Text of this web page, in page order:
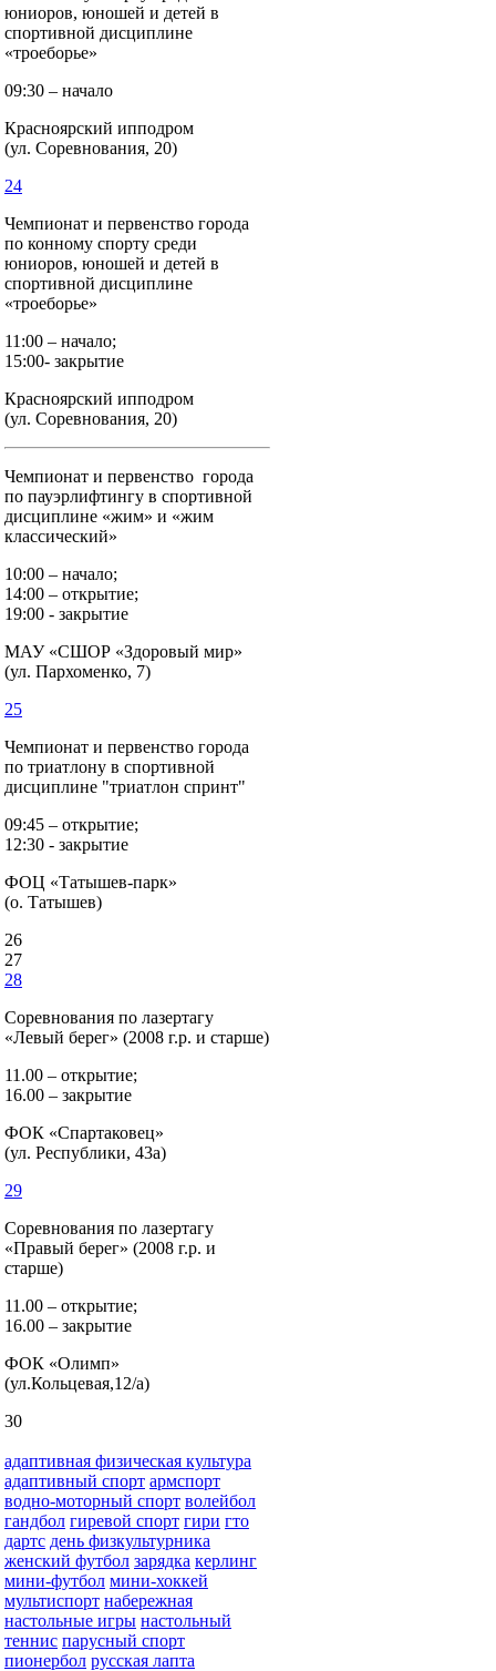
юниоров, юношей и детей в
спортивной дисциплине
«троеборье»
09:30 – начало
Красноярский ипподром
(ул. Соревнования, 20)
24
Чемпионат и первенство города
по конному спорту среди
юниоров, юношей и детей в
спортивной дисциплине
«троеборье»
11:00 – начало;
15:00- закрытие
Красноярский ипподром
(ул. Соревнования, 20)
Чемпионат и первенство города
по пауэрлифтингу в спортивной
дисциплине «жим» и «жим
классический»
10:00 – начало;
14:00 – открытие;
19:00 - закрытие
МАУ «СШОР «Здоровый мир»
(ул. Пархоменко, 7)
25
Чемпионат и первенство города
по триатлону в спортивной
дисциплине "триатлон спринт"
09:45 – открытие;
12:30 - закрытие
ФОЦ «Татышев-парк»
(о. Татышев)
26
27
28
Соревнования по лазертагу
«Левый берег» (2008 г.р. и старше)
11.00 – открытие;
16.00 – закрытие
ФОК «Спартаковец»
(ул. Республики, 43а)
29
Соревнования по лазертагу
«Правый берег» (2008 г.р. и
старше)
11.00 – открытие;
16.00 – закрытие
ФОК «Олимп»
(ул.Кольцевая,12/а)
30
адаптивная физическая культура
адаптивный спорт армспорт
водно-моторный спорт волейбол
гандбол гиревой спорт гири гто
дартс день физкультурника
женский футбол зарядка керлинг
мини-футбол мини-хоккей
мультиспорт набережная
настольные игры настольный
теннис парусный спорт
пионербол русская лапта